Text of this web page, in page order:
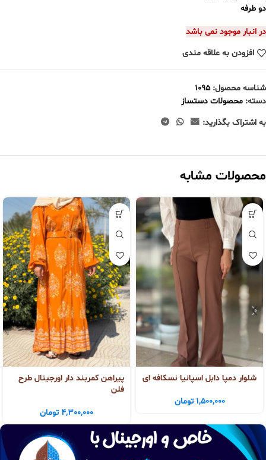
دو طرفه
در انبار موجود نمی باشد
افزودن به علاقه مندی
شناسه محصول:1095
دسته: محصولات دستساز
به اشتراک بگذارید:
محصولات مشابه
شلوار دمپا دابل اسپانیا نسکافه ای
1,500,000 تومان
پیراهن کمربند دار اورجینال طرح
فلن
4,300,000 تومان